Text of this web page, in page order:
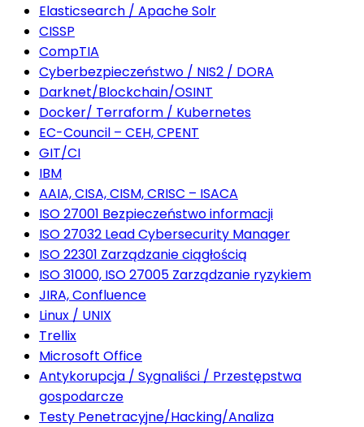
Elasticsearch / Apache Solr
CISSP
CompTIA
Cyberbezpieczeństwo / NIS2 / DORA
Darknet/Blockchain/OSINT
Docker/ Terraform / Kubernetes
EC-Council – CEH, CPENT
GIT/CI
IBM
AAIA, CISA, CISM, CRISC – ISACA
ISO 27001 Bezpieczeństwo informacji
ISO 27032 Lead Cybersecurity Manager
ISO 22301 Zarządzanie ciągłością
ISO 31000, ISO 27005 Zarządzanie ryzykiem
JIRA, Confluence
Linux / UNIX
Trellix
Microsoft Office
Antykorupcja / Sygnaliści / Przestępstwa
gospodarcze
Testy Penetracyjne/Hacking/Analiza